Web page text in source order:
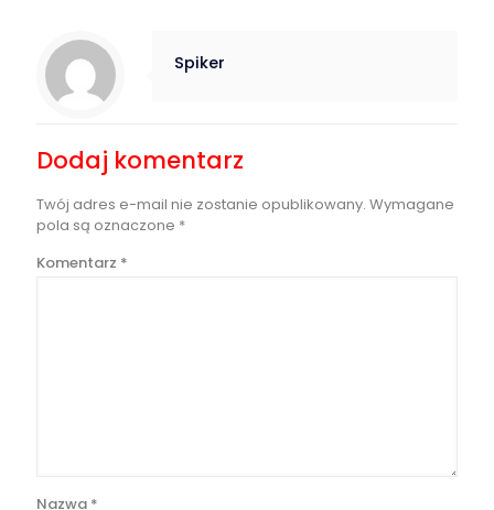
Spiker
Dodaj komentarz
Twój adres e-mail nie zostanie opublikowany. Wymagane
pola są oznaczone *
Komentarz *
Nazwa *